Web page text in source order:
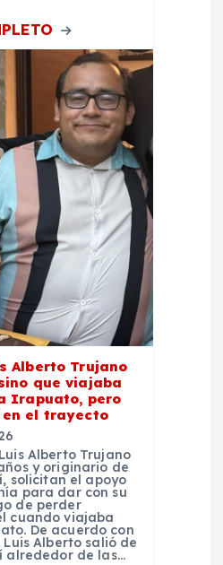
Alberto Trujano
que viajaba
Irapuato, pero
el trayecto
Alberto Trujano
y originario de
solicitan el apoyo
para dar con su
de perder
cuando viajaba
De acuerdo con
Alberto salió de
alrededor de las…